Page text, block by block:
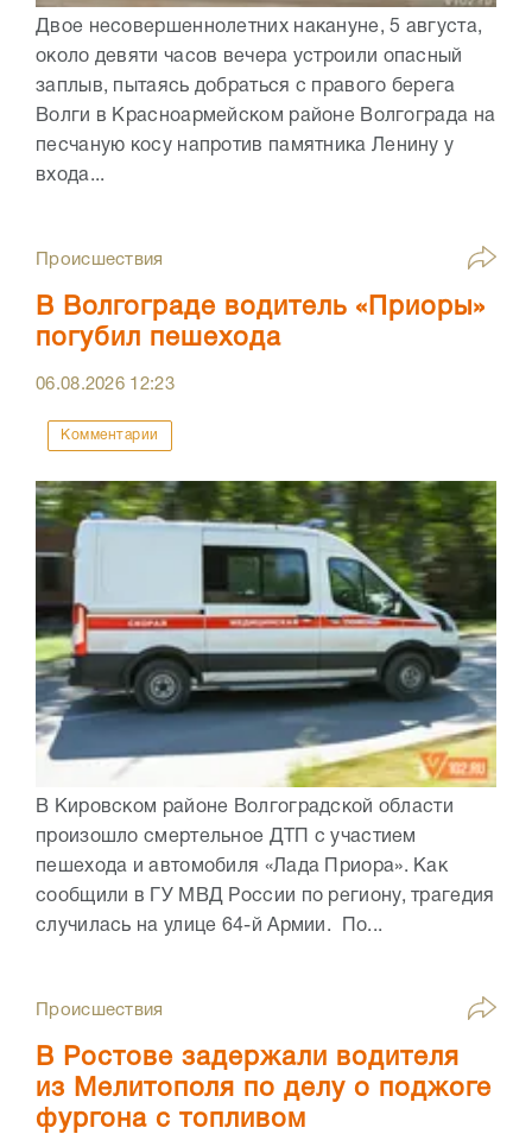
Двое несовершеннолетних накануне, 5 августа,
около девяти часов вечера устроили опасный
заплыв, пытаясь добраться с правого берега
Волги в Красноармейском районе Волгограда на
песчаную косу напротив памятника Ленину у
входа...
Происшествия
В Волгограде водитель «Приоры»
погубил пешехода
06.08.2026 12:23
Комментарии
В Кировском районе Волгоградской области
произошло смертельное ДТП с участием
пешехода и автомобиля «Лада Приора». Как
сообщили в ГУ МВД России по региону, трагедия
случилась на улице 64-й Армии. По...
Происшествия
В Ростове задержали водителя
из Мелитополя по делу о поджоге
фургона с топливом